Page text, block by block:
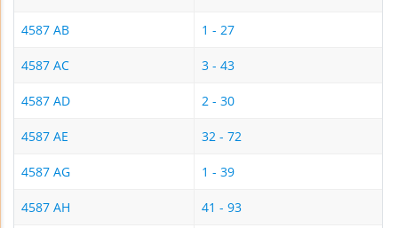
4587 AB 1 - 27
4587 AC 3 - 43
4587 AD 2 - 30
4587 AE 32 - 72
4587 AG 1 - 39
4587 AH 41 - 93